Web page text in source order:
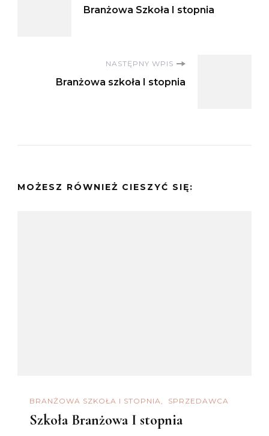
Branżowa Szkoła I stopnia
NASTĘPNY WPIS
Branżowa szkoła I stopnia
MOŻESZ RÓWNIEŻ CIESZYĆ SIĘ:
BRANŻOWA SZKOŁA I STOPNIA SPRZEDAWCA
Szkoła Branżowa I stopnia